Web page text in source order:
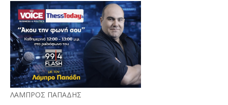
ΛΑΜΠΡΟΣ ΠΑΠΑΔΗΣ